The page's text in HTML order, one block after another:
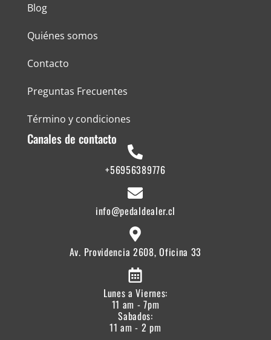
Blog
Quiénes somos
Contacto
Preguntas Frecuentes
Término y condiciones
Canales de contacto
+56956389776
info@pedaldealer.cl
Av. Providencia 2608, Oficina 33
Lunes a Viernes:
11 am - 7pm
Sabados:
11 am - 2 pm